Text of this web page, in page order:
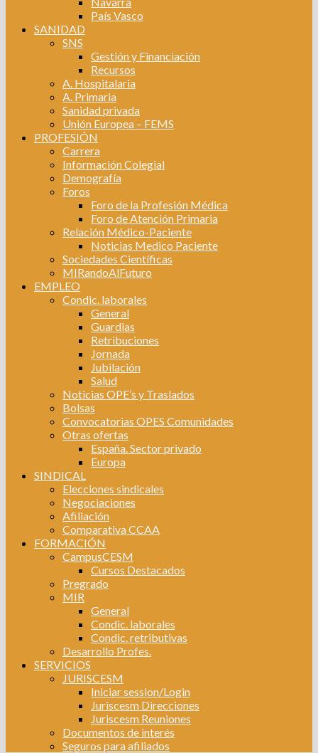
País Vasco
SANIDAD
SNS
Gestión y Financiación
Recursos
A. Hospitalaria
A. Primaria
Sanidad privada
Unión Europea – FEMS
PROFESIÓN
Carrera
Información Colegial
Demografía
Foros
Foro de la Profesión Médica
Foro de Atención Primaria
Relación Médico-Paciente
Noticias Medico Paciente
Sociedades Científicas
MIRandoAlFuturo
EMPLEO
Condic. laborales
General
Guardias
Retribuciones
Jornada
Jubilación
Salud
Noticias OPE’s y Traslados
Bolsas
Convocatorias OPES Comunidades
Otras ofertas
España. Sector privado
Europa
SINDICAL
Elecciones sindicales
Negociaciones
Afiliación
Comparativa CCAA
FORMACIÓN
CampusCESM
Cursos Destacados
Pregrado
MIR
General
Condic. laborales
Condic. retributivas
Desarrollo Profes.
SERVICIOS
JURISCESM
Iniciar session/Login
Juriscesm Direcciones
Juriscesm Reuniones
Documentos de interés
Seguros para afiliados